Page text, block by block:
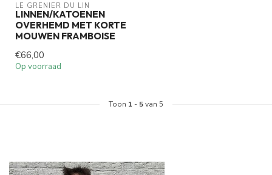
LE GRENIER DU LIN
LINNEN/KATOENEN
OVERHEMD MET KORTE
MOUWEN FRAMBOISE
€66,00
Op voorraad
Toon 1 - 5van 5